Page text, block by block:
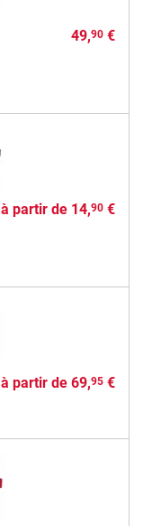
49,90€
à partir de 14,90€
à partir de 69,95€